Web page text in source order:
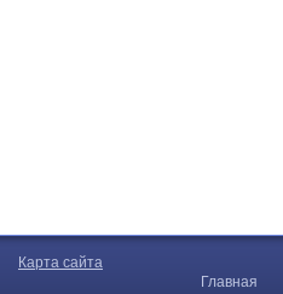
Карта сайта
Главная